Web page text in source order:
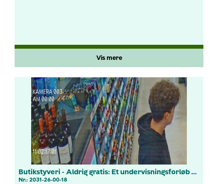
Vis mere
Butikstyveri - Aldrig gratis: Et undervisningsforløb om butikstyveri til udskolingen
Nr.: 2031-26-00-18